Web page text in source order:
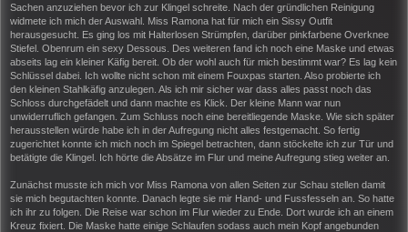
Sachen anzuziehen bevor ich zur Klingel schreite. Nach der gründlichen Reinigung
widmete ich mich der Auswahl. Miss Ramona hat für mich ein Sissy Outfit
herausgesucht. Es ging los mit Halterlosen Strümpfen, darüber pinkfarbene Overknee
Stiefel. Obenrum ein sexy Dessous. Des weiteren fand ich noch eine Maske und etwas
abseits lag ein kleiner Käfig bereit. Ob der wohl auch für mich bestimmt war? Es lag kein
Schlüssel dabei. Ich wollte nicht schon mit einem Fouxpas starten. Also probierte ich
den kleinen Stahlkäfig anzulegen. Als ich mir sicher war dass alles passt noch das
Schloss durchgefädelt und dann machte es Klick. Der kleine Mann war nun
unwiderruflich gefangen. Zum Schluss noch eine bereitliegende Maske. Wie sich später
herausstellen würde habe ich in der Aufregung nicht alles festgemacht. So fertig
zugerichtet konnte ich mich noch im Spiegel betrachten, dann stöckelte ich zur Tür und
betätigte die Klingel. Ich hörte die Absätze im Flur und meine Aufregung stieg weiter an.
Zunächst musste ich mich vor Miss Ramona von allen Seiten zur Schau stellen damit
sie mich begutachten konnte. Danach legte sie mir Hand- und Fussfesseln an. So hatte
ich ihr zu folgen. Die Reise war schon im Flur wieder zu Ende. Dort wurde ich an einem
Kreuz fixiert. Die Maske hatte einige Schlaufen sodass auch mein Kopf angebunden